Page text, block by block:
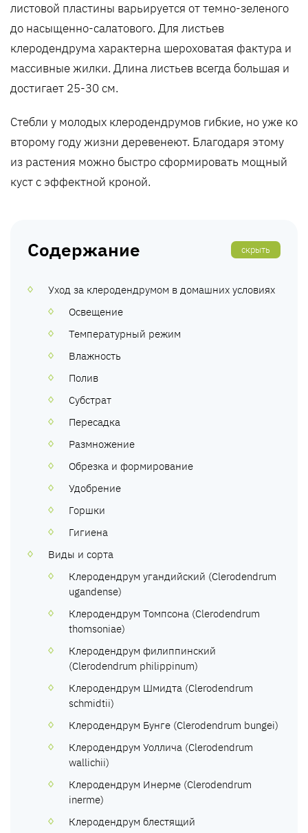
листовой пластины варьируется от темно-зеленого
до насыщенно-салатового. Для листьев
клеродендрума характерна шероховатая фактура и
массивные жилки. Длина листьев всегда большая и
достигает 25-30 см.
Стебли у молодых клеродендрумов гибкие, но уже ко
второму году жизни деревенеют. Благодаря этому
из растения можно быстро сформировать мощный
куст с эффектной кроной.
Содержание скрыть
Уход за клеродендрумом в домашних условиях
Освещение
Температурный режим
Влажность
Полив
Субстрат
Пересадка
Размножение
Обрезка и формирование
Удобрение
Горшки
Гигиена
Виды и сорта
Клеродендрум угандийский (Clerodendrum
ugandense)
Клеродендрум Томпсона (Clerodendrum
thomsoniae)
Клеродендрум филиппинский
(Clerodendrum philippinum)
Клеродендрум Шмидта (Clerodendrum
schmidtii)
Клеродендрум Бунге (Clerodendrum bungei)
Клеродендрум Уоллича (Clerodendrum
wallichii)
Клеродендрум Инерме (Clerodendrum
inerme)
Клеродендрум блестящий